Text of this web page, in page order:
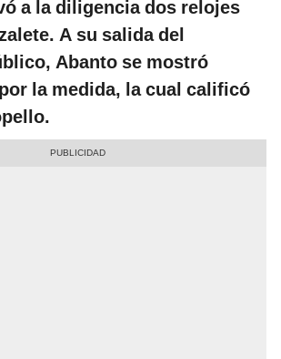
a la diligencia dos relojes
A su salida del
Abanto se mostró
la medida, la cual calificó